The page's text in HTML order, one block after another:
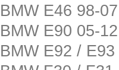
BMW E46 98-07
BMW E90 05-12
BMW E92 /